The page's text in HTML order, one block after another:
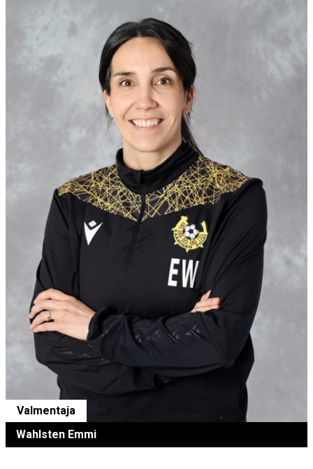
Valmentaja
Wahlsten Emmi